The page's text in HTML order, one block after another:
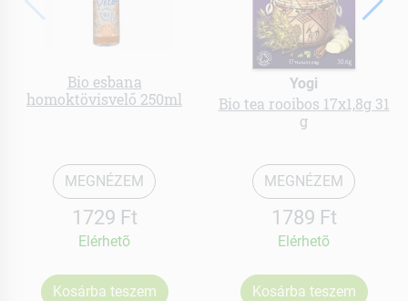
Bio esbana
homoktövisvelő 250ml
MEGNÉZEM
1729 Ft
Elérhetõ
Kosárba teszem
Yogi
Bio tea rooibos 17x1,8g 31
g
MEGNÉZEM
1789 Ft
Elérhetõ
Kosárba teszem